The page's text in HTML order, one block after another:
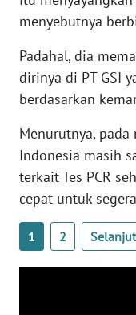
menyebutnya
Padahal, dia
dirinya di PT GSI
berdasarkan
Menurutnya,
Indonesia masih
terkait Tes PCR
cepat untuk
1 2
SUMUT
WN
JAKARTA
JABAR
WN
NTT